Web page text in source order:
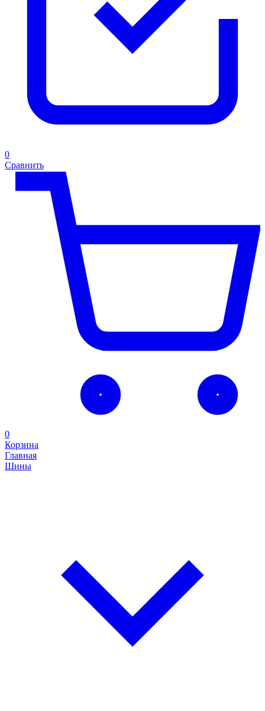
0
Сравнить
0
Корзина
Главная
Шины